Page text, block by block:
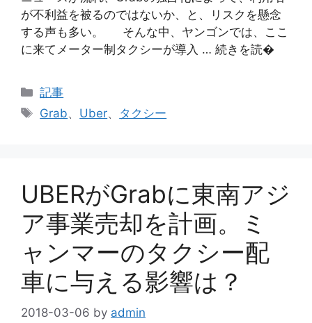
が不利益を被るのではないか、と、リスクを懸念
する声も多い。 そんな中、ヤンゴンでは、ここ
に来てメーター制タクシーが導入 … 続きを読�
カ
テ
記事
タ
Grab、 Uber、 タクシー
UBERがGrabに東南アジ
ア事業売却を計画。ミ
ャンマーのタクシー配
車に与える影響は？
2018-03-06 by admin